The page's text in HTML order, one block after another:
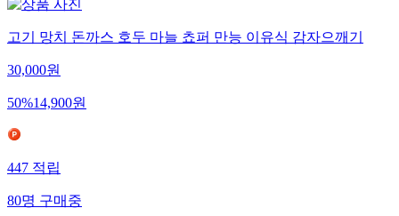
고기 망치 돈까스 호두 마늘 쵸퍼 만능 이유식 감자으깨기
30,000원
50%14,900원
447적립
80명구매중